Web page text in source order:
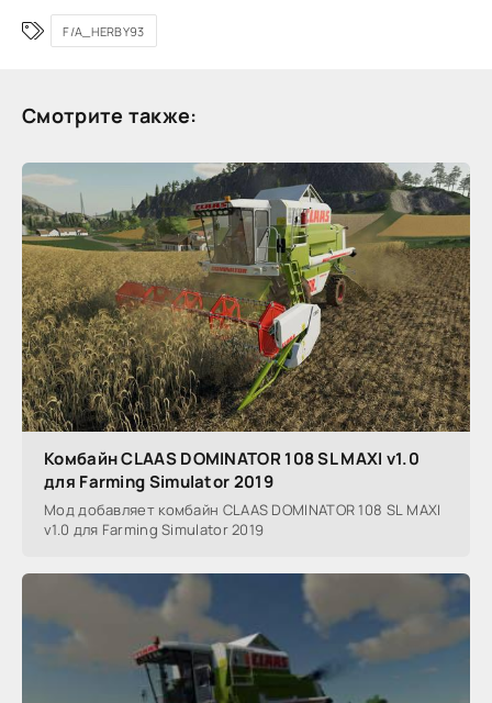
F/A_HERBY93
Смотрите также:
Комбайн CLAAS DOMINATOR 108 SL MAXI v1.0
для Farming Simulator 2019
Мод добавляет комбайн CLAAS DOMINATOR 108 SL MAXI
v1.0 для Farming Simulator 2019